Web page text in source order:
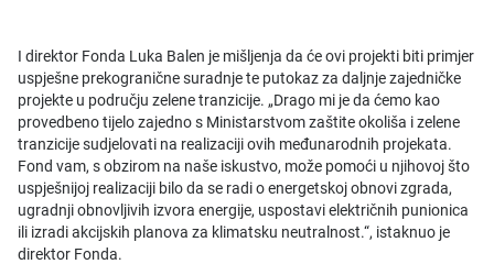
I direktor Fonda Luka Balen je mišljenja da će ovi projekti biti primjer
uspješne prekogranične suradnje te putokaz za daljnje zajedničke
projekte u području zelene tranzicije. „Drago mi je da ćemo kao
provedbeno tijelo zajedno s Ministarstvom zaštite okoliša i zelene
tranzicije sudjelovati na realizaciji ovih međunarodnih projekata.
Fond vam, s obzirom na naše iskustvo, može pomoći u njihovoj što
uspješnijoj realizaciji bilo da se radi o energetskoj obnovi zgrada,
ugradnji obnovljivih izvora energije, uspostavi električnih punionica
ili izradi akcijskih planova za klimatsku neutralnost.“, istaknuo je
direktor Fonda.